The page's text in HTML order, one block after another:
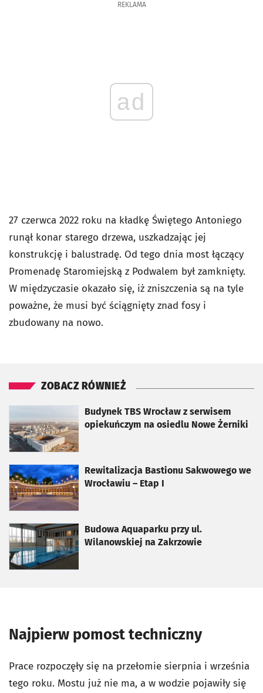
REKLAMA
ad
27 czerwca 2022 roku na kładkę Świętego Antoniego
runął konar starego drzewa, uszkadzając jej
konstrukcję i balustradę. Od tego dnia most łączący
Promenadę Staromiejską z Podwalem był zamknięty.
W międzyczasie okazało się, iż zniszczenia są na tyle
poważne, że musi być ściągnięty znad fosy i
zbudowany na nowo.
ZOBACZ RÓWNIEŻ
Budynek TBS Wrocław z serwisem
opiekuńczym na osiedlu Nowe Żerniki
otworzy się w nowej karcie
Rewitalizacja Bastionu Sakwowego we
Wrocławiu – Etap I
otworzy się w nowej karcie
Budowa Aquaparku przy ul.
Wilanowskiej na Zakrzowie
otworzy się w nowej karcie
Najpierw pomost techniczny
Prace rozpoczęły się na przełomie sierpnia i września
tego roku. Mostu już nie ma, a w wodzie pojawiły się